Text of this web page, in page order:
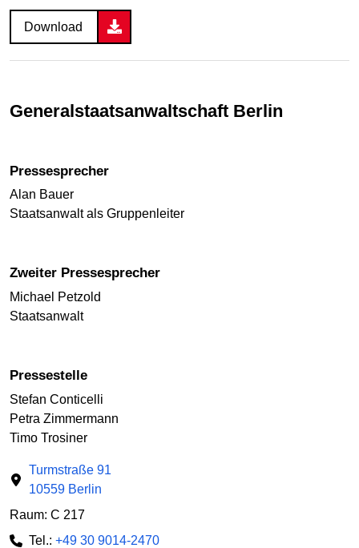
Download
Generalstaatsanwalt­schaft Berlin
Pressesprecher
Alan Bauer
Staatsanwalt als Gruppenleiter
Zweiter Pressesprecher
Michael Petzold
Staatsanwalt
Pressestelle
Stefan Conticelli
Petra Zimmermann
Timo Trosiner
Turmstraße 91
10559 Berlin
Raum: C 217
Tel.: +49 30 9014-2470